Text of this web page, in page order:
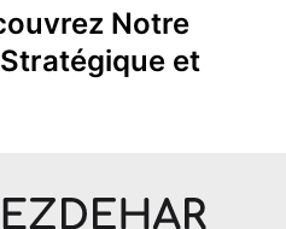
Notre
et